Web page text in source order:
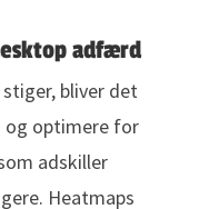
adfærd
bliver det
optimere for
adskiller
Heatmaps